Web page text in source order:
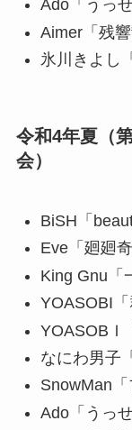
Ado「うっ
Aimer「残響
氷川きよし
令和4年夏（
会）
BiSH「
Eve「廻廻
King Gnu
YOASOBI
YOASOB
なにわ男子
SnowMan「
Ado「うっ